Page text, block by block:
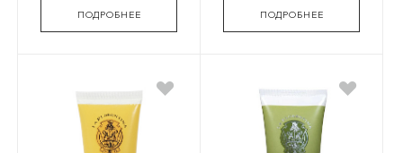
ПОДРОБНЕЕ ПОДРОБНЕЕ